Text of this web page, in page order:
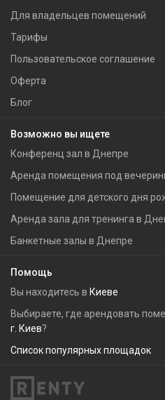
Для владельцев помещений
Тарифы
Пользовательское соглашение
Оферта
Блог
Возможно вы ищете
Конференц зал в Днепре
Аренда помещения под
Помещение для детского дня
Аренда зала для тренинга в
Банкетные залы в Днепре
Помощь
Вы находитесь в Киеве
Выбираете, где арендовать
г. Киев?
Список популярных площадок